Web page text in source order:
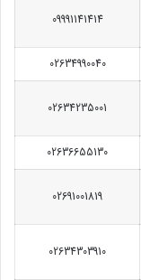
09991141414
02634990040
02634235001
02636655130
02691001819
02634303910